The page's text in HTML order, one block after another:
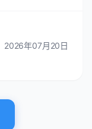
2026年07月20日